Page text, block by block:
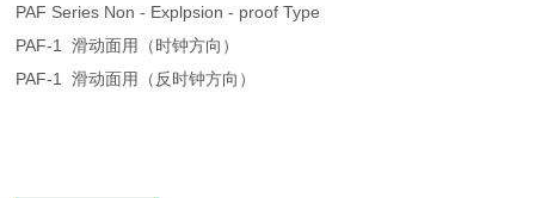
PAF Series Non - Explpsion - proof Type
PAF-1 滑动面用（时钟方向）
PAF-1 滑动面用（反时钟方向）